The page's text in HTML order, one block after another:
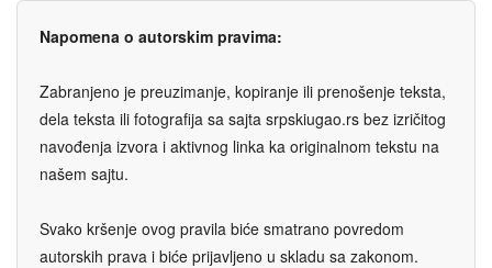
Napomena o autorskim pravima:
Zabranjeno je preuzimanje, kopiranje ili prenošenje teksta,
dela teksta ili fotografija sa sajta srpskiugao.rs bez izričitog
navođenja izvora i aktivnog linka ka originalnom tekstu na
našem sajtu.
Svako kršenje ovog pravila biće smatrano povredom
autorskih prava i biće prijavljeno u skladu sa zakonom.